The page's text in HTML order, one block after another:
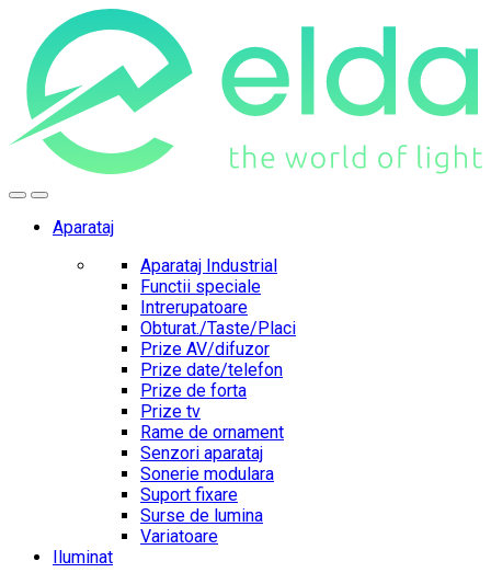
navigation
content
Aparataj
Aparataj Industrial
Functii speciale
Intrerupatoare
Obturat./Taste/Placi
Prize AV/difuzor
Prize date/telefon
Prize de forta
Prize tv
Rame de ornament
Senzori aparataj
Sonerie modulara
Suport fixare
Surse de lumina
Variatoare
Iluminat